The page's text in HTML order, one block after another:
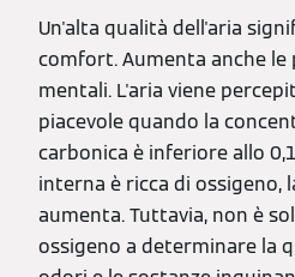
Un'alta qualità dell'aria
comfort. Aumenta anche le
mentali. L'aria viene
piacevole quando la
carbonica è inferiore allo
interna è ricca di ossigeno,
aumenta. Tuttavia, non è
ossigeno a determinare la